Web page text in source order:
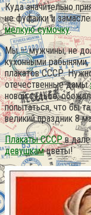
Куда значительно
не фуфайки и
мелкую сумочку.
Мы — мужчины, не
кухонными рабынями,
плакатов СССР.
отечественные дамы
новой судьбе,
попытаться, что бы
великий праздник 8
Плакаты СССРв
девушкамцветы!